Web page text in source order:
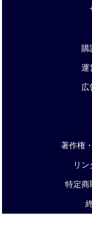
購
運
広
著作権
リ
特定商